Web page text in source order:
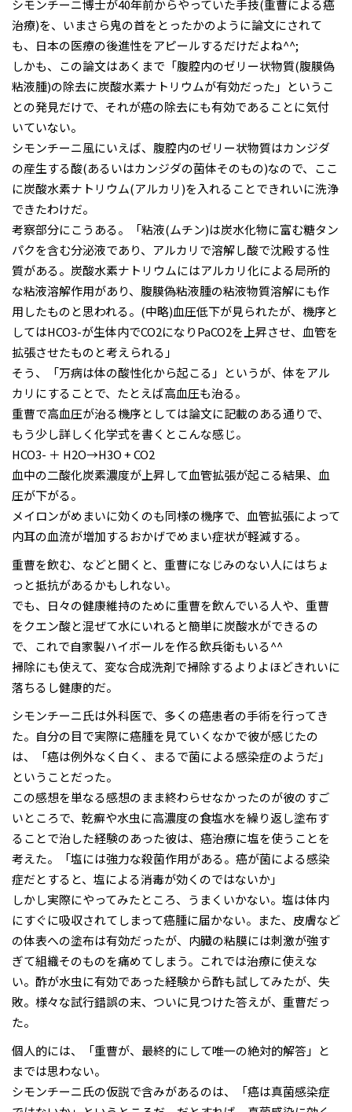
シモンチーニ博士が40年前からやっていた手技(重曹による癌
治療)を、いまさら鬼の首をとったかのように論文にされて
も、日本の医療の後進性をアピールするだけだよね^^;
しかも、この論文はあくまで「腹腔内のゼリー状物質(腹膜偽
粘液腫)の除去に炭酸水素ナトリウムが有効だった」というこ
との発見だけで、それが癌の除去にも有効であることに気付
いていない。
シモンチーニ風にいえば、腹腔内のゼリー状物質はカンジダ
の産生する酸(あるいはカンジダの菌体そのもの)なので、ここ
に炭酸水素ナトリウム(アルカリ)を入れることできれいに洗浄
できたわけだ。
考察部分にこうある。「粘液(ムチン)は炭水化物に富む糖タン
パクを含む分泌液であり、アルカリで溶解し酸で沈殿する性
質がある。炭酸水素ナトリウムにはアルカリ化による局所的
な粘液溶解作用があり、腹膜偽粘液腫の粘液物質溶解にも作
用したものと思われる。(中略)血圧低下が見られたが、機序と
してはHCO3-が生体内でCO2になりPaCO2を上昇させ、血管を
拡張させたものと考えられる」
そう、「万病は体の酸性化から起こる」というが、体をアル
カリにすることで、たとえば高血圧も治る。
重曹で高血圧が治る機序としては論文に記載のある通りで、
もう少し詳しく化学式を書くとこんな感じ。
HCO3- ＋ H2O→H3O + CO2
血中の二酸化炭素濃度が上昇して血管拡張が起こる結果、血
圧が下がる。
メイロンがめまいに効くのも同様の機序で、血管拡張によって
内耳の血流が増加するおかげでめまい症状が軽減する。
重曹を飲む、などと聞くと、重曹になじみのない人にはちょ
っと抵抗があるかもしれない。
でも、日々の健康維持のために重曹を飲んでいる人や、重曹
をクエン酸と混ぜて水にいれると簡単に炭酸水ができるの
で、これで自家製ハイボールを作る飲兵衛もいる^^
掃除にも使えて、変な合成洗剤で掃除するよりよほどきれいに
落ちるし健康的だ。
シモンチーニ氏は外科医で、多くの癌患者の手術を行ってき
た。自分の目で実際に癌腫を見ていくなかで彼が感じたの
は、「癌は例外なく白く、まるで菌による感染症のようだ」
ということだった。
この感想を単なる感想のまま終わらせなかったのが彼のすご
いところで、乾癬や水虫に高濃度の食塩水を繰り返し塗布す
ることで治した経験のあった彼は、癌治療に塩を使うことを
考えた。「塩には強力な殺菌作用がある。癌が菌による感染
症だとすると、塩による消毒が効くのではないか」
しかし実際にやってみたところ、うまくいかない。塩は体内
にすぐに吸収されてしまって癌腫に届かない。また、皮膚など
の体表への塗布は有効だったが、内臓の粘膜には刺激が強す
ぎて組織そのものを痛めてしまう。これでは治療に使えな
い。酢が水虫に有効であった経験から酢も試してみたが、失
敗。様々な試行錯誤の末、ついに見つけた答えが、重曹だっ
た。
個人的には、「重曹が、最終的にして唯一の絶対的解答」と
までは思わない。
シモンチーニ氏の仮説で含みがあるのは、「癌は真菌感染症